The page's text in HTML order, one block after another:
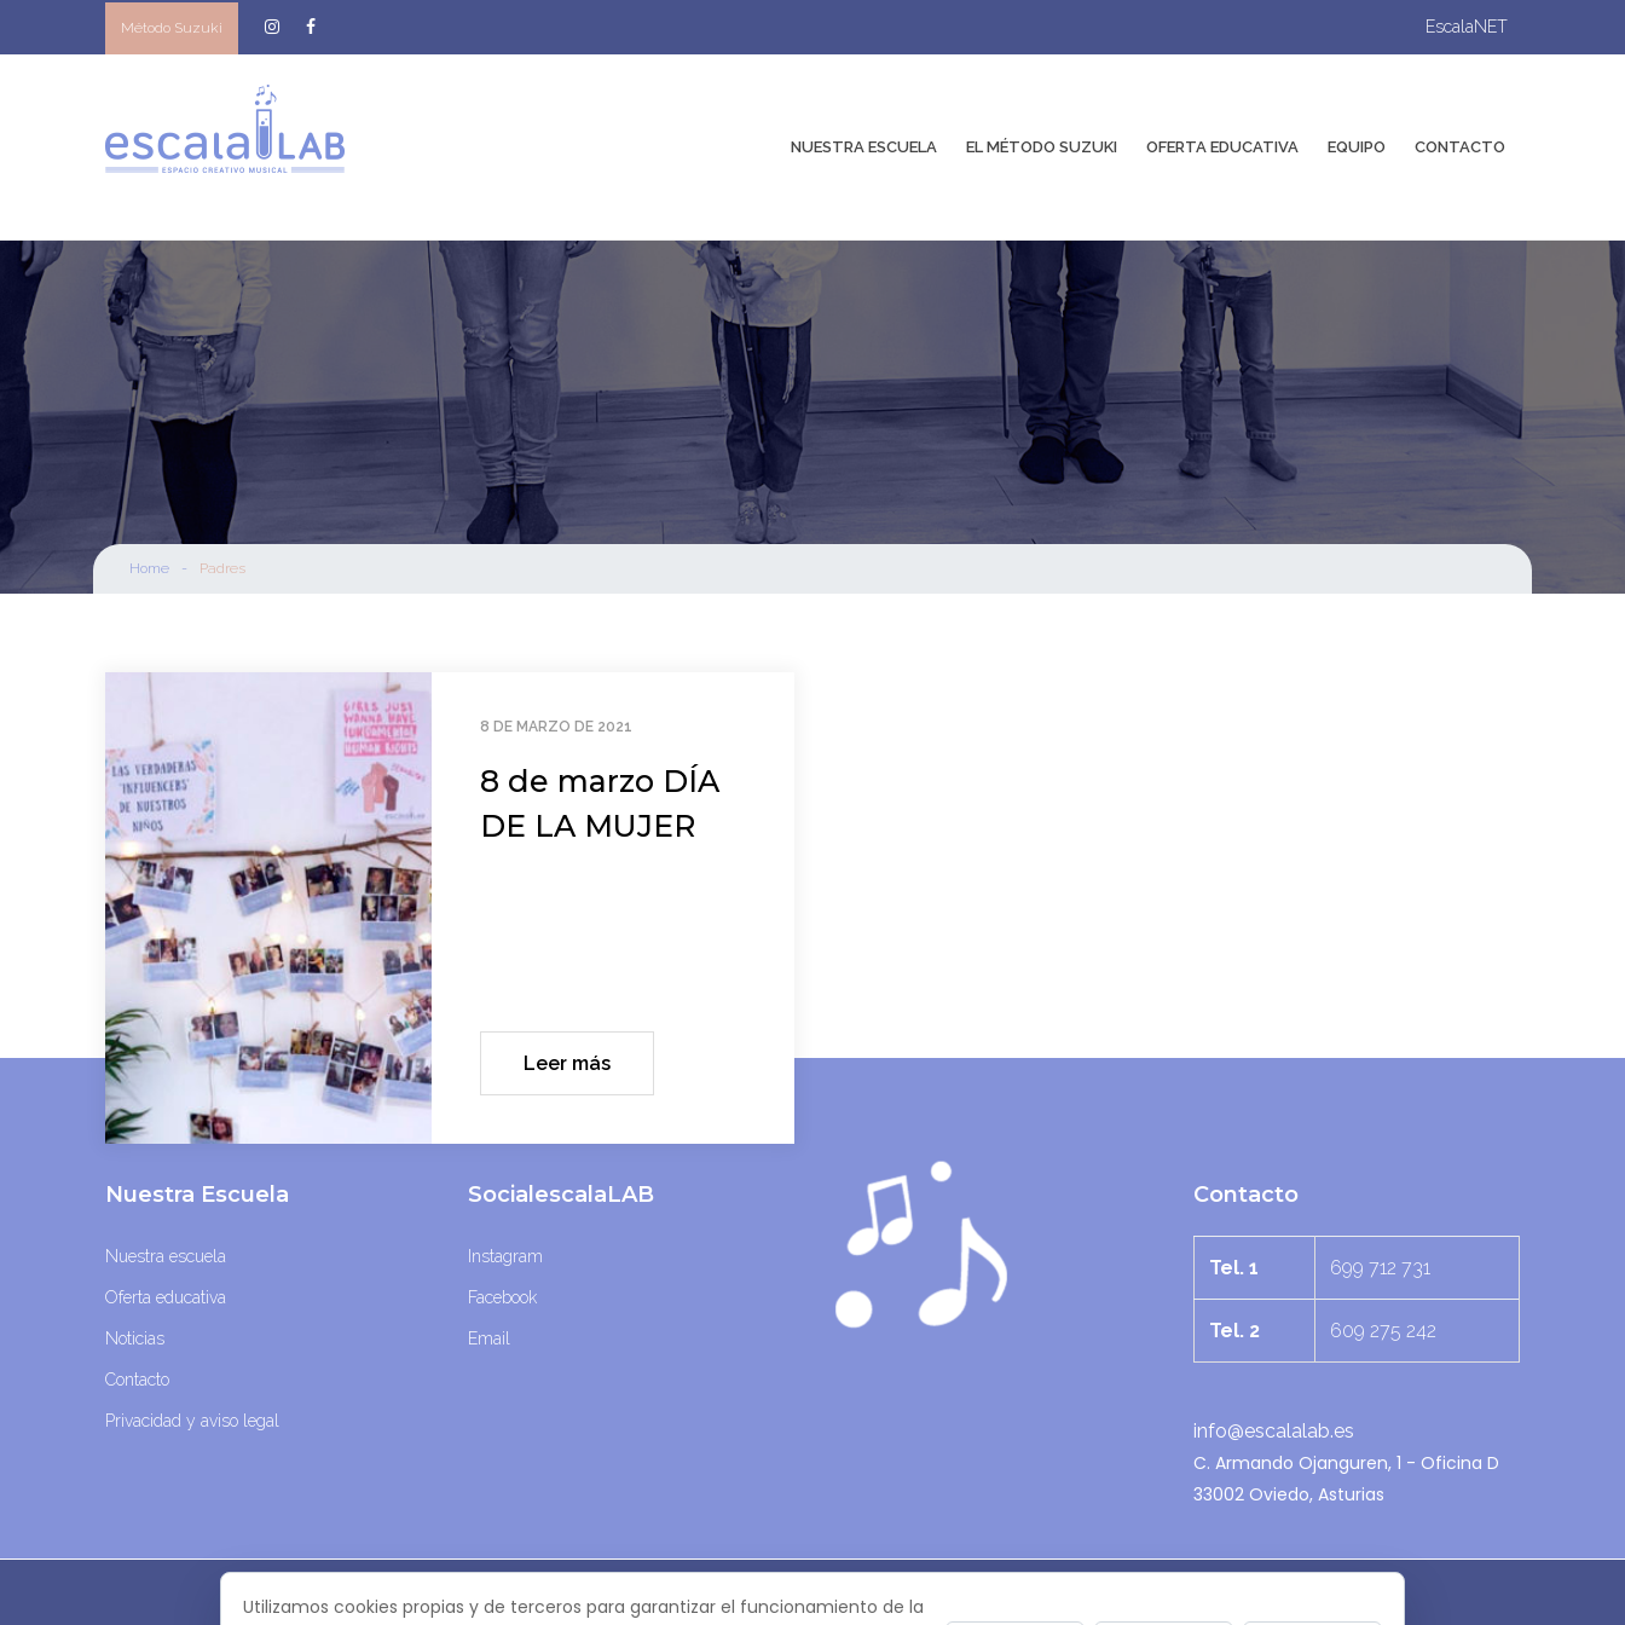
Método Suzuki EscalaNET
NUESTRA ESCUELA EL MÉTODO SUZUKI OFERTA EDUCATIVA EQUIPO CONTACTO
Home - Padres
8 DE MARZO DE 2021
8 de marzo DÍA
DE LA MUJER
Leer más
Nuestra Escuela
Nuestra escuela
Oferta educativa
Noticias
Contacto
Privacidad y aviso legal
SocialescalaLAB
Instagram
Facebook
Email
Contacto
Tel. 1 699 712 731
Tel. 2 609 275 242
info@escalalab.es
C. Armando Ojanguren, 1 - Oficina D
33002 Oviedo, Asturias
Utilizamos cookies propias y de terceros para garantizar el funcionamiento de la